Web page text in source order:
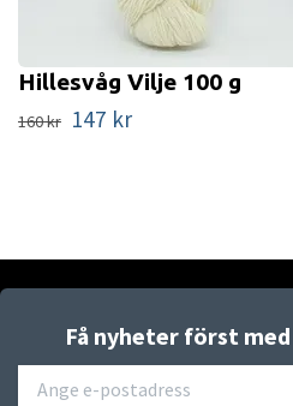
Hillesvåg Vilje 100 g
160 kr 147 kr
Få nyheter först